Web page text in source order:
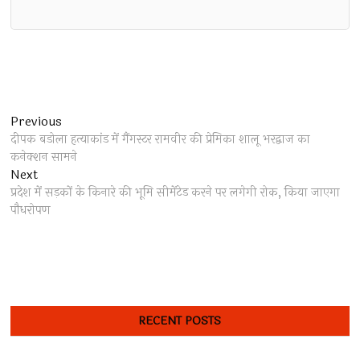
Post
navigation
Previous
post:
दीपक बडोला हत्याकांड में गैंगस्टर रामवीर की प्रेमिका शालू भरद्वाज का
कनेक्शन सामने
NextNext
post:
प्रदेश में सड़कों के किनारे की भूमि सीमेंटेड करने पर लगेगी रोक, किया जाएगा
पौधरोपण
RECENT POSTS